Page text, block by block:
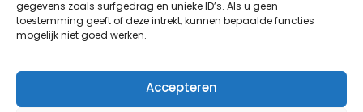
gegevens zoals surfgedrag en unieke ID’s. Als u geen
toestemming geeft of deze intrekt, kunnen bepaalde functies
mogelijk niet goed werken.
Accepteren
Legal
Cookieverklaring